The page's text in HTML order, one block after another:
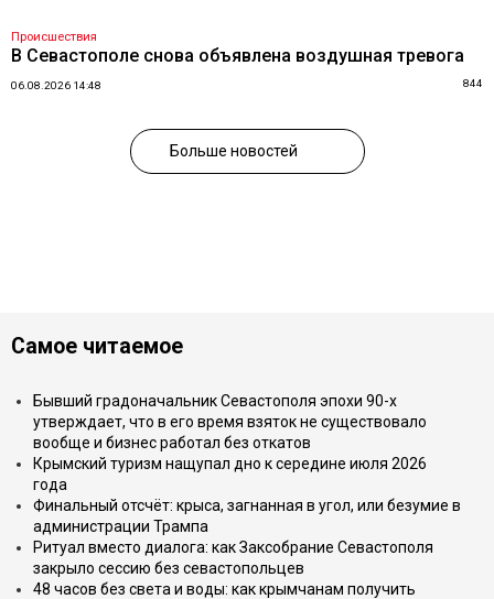
Происшествия
В Севастополе снова объявлена воздушная тревога
06.08.2026 14:48 844
Больше новостей
Самое читаемое
Бывший градоначальник Севастополя эпохи 90-х
утверждает, что в его время взяток не существовало
вообще и бизнес работал без откатов
Крымский туризм нащупал дно к середине июля 2026
года
Финальный отсчёт: крыса, загнанная в угол, или безумие в
администрации Трампа
Ритуал вместо диалога: как Заксобрание Севастополя
закрыло сессию без севастопольцев
48 часов без света и воды: как крымчанам получить